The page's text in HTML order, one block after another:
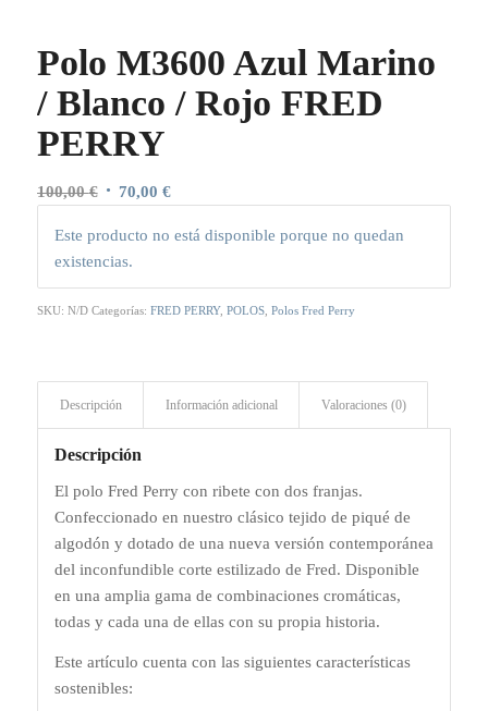
Polo M3600 Azul Marino
/ Blanco / Rojo FRED
PERRY
100,00€ El
original
era:
70,00 €El
actual
Este producto no está disponible porque no quedan
existencias.
SKU: N/D Categorías: FRED PERRY, POLOS, Polos Fred Perry
Descripción Información adicional Valoraciones (0)
Descripción
El polo Fred Perry con ribete con dos franjas.
Confeccionado en nuestro clásico tejido de piqué de
algodón y dotado de una nueva versión contemporánea
del inconfundible corte estilizado de Fred. Disponible
en una amplia gama de combinaciones cromáticas,
todas y cada una de ellas con su propia historia.​
Este artículo cuenta con las siguientes características
sostenibles: